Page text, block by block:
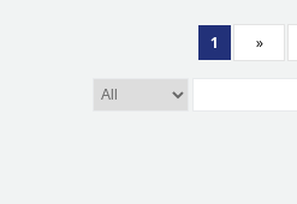
1 »